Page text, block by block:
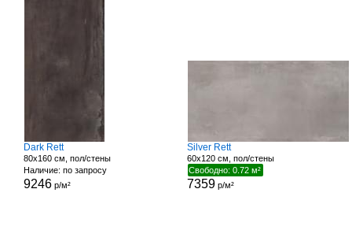
Dark Rett
80x160 см, пол/стены
Наличие: по запросу
9246 р/м²
Silver Rett
60x120 см, пол/стены
Свободно: 0.72 м²
7359 р/м²